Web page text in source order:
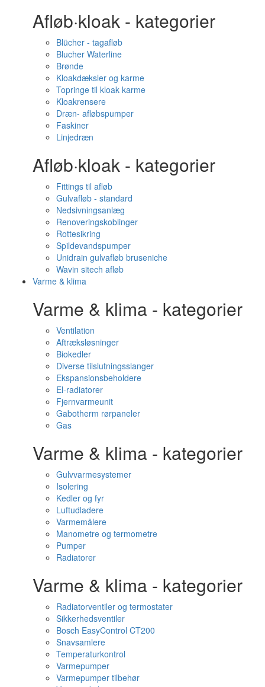
Afløb·kloak - kategorier
Blücher - tagafløb
Blucher Waterline
Brønde
Kloakdæksler og karme
Topringe til kloak karme
Kloakrensere
Dræn- afløbspumper
Faskiner
Linjedræn
Afløb·kloak - kategorier
Fittings til afløb
Gulvafløb - standard
Nedsivningsanlæg
Renoveringskoblinger
Rottesikring
Spildevandspumper
Unidrain gulvafløb bruseniche
Wavin sitech afløb
Varme & klima
Varme & klima - kategorier
Ventilation
Aftræksløsninger
Biokedler
Diverse tilslutningsslanger
Ekspansionsbeholdere
El-radiatorer
Fjernvarmeunit
Gabotherm rørpaneler
Gas
Varme & klima - kategorier
Gulvvarmesystemer
Isolering
Kedler og fyr
Luftudladere
Varmemålere
Manometre og termometre
Pumper
Radiatorer
Varme & klima - kategorier
Radiatorventiler og termostater
Sikkerhedsventiler
Bosch EasyControl CT200
Snavsamlere
Temperaturkontrol
Varmepumper
Varmepumper tilbehør